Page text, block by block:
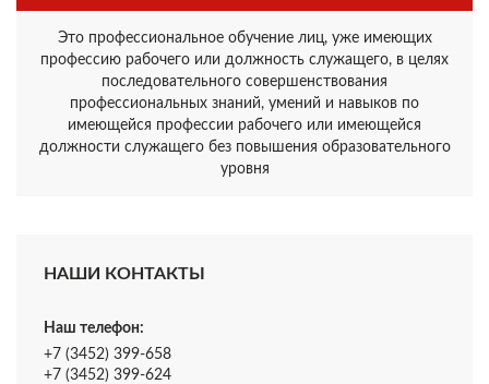
Это профессиональное обучение лиц, уже имеющих
профессию рабочего или должность служащего, в целях
последовательного совершенствования
профессиональных знаний, умений и навыков по
имеющейся профессии рабочего или имеющейся
должности служащего без повышения образовательного
уровня
НАШИ КОНТАКТЫ
Наш телефон:
+7 (3452) 399-658
+7 (3452) 399-624